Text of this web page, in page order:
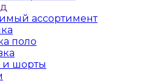
ассортимент
поло
шорты